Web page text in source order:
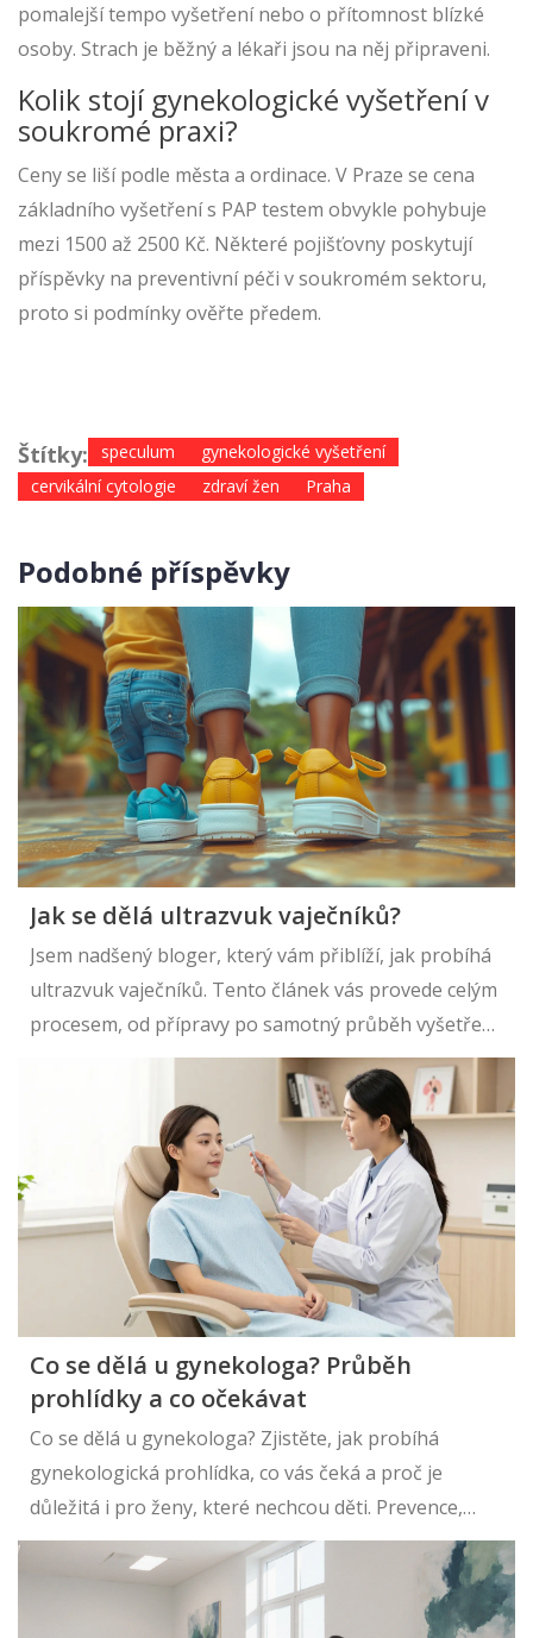
pomalejší tempo vyšetření nebo o přítomnost blízké
osoby. Strach je běžný a lékaři jsou na něj připraveni.
Kolik stojí gynekologické vyšetření v
soukromé praxi?
Ceny se liší podle města a ordinace. V Praze se cena
základního vyšetření s PAP testem obvykle pohybuje
mezi 1500 až 2500 Kč. Některé pojišťovny poskytují
příspěvky na preventivní péči v soukromém sektoru,
proto si podmínky ověřte předem.
Štítky: speculum
gynekologické vyšetření
cervikální cytologie
zdraví žen Praha
Podobné příspěvky
Jak se dělá ultrazvuk vaječníků?
Jsem nadšený bloger, který vám přiblíží, jak probíhá
ultrazvuk vaječníků. Tento článek vás provede celým
procesem, od přípravy po samotný průběh vyšetření.
Rozptýlím všechny vaše pochybnosti a poskytnu vám
detailní informace, na co se můžete připravit. Brzy
zjistíte, že ultrazvuk vaječníků je standardní
gynekologické vyšetření a není v něm nic, čeho byste
se měli bát. Přidejte se ke mně a dozvíte se vše, co
potřebujete vědět o tomto důležitém tématu.
Co se dělá u gynekologa? Průběh
prohlídky a co očekávat
Co se dělá u gynekologa? Zjistěte, jak probíhá
gynekologická prohlídka, co vás čeká a proč je
důležitá i pro ženy, které nechcou děti. Prevence,
bezpečí a klid - všechno v jedné návštěvě.